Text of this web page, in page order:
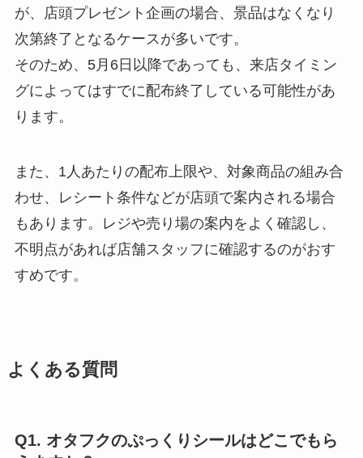
が、店頭プレゼント企画の場合、景品はなくなり
次第終了となるケースが多いです。
そのため、5月6日以降であっても、来店タイミン
グによってはすでに配布終了している可能性があ
ります。
また、1人あたりの配布上限や、対象商品の組み合
わせ、レシート条件などが店頭で案内される場合
もあります。レジや売り場の案内をよく確認し、
不明点があれば店舗スタッフに確認するのがおす
すめです。
よくある質問
Q1. オタフクのぷっくりシールはどこでもら